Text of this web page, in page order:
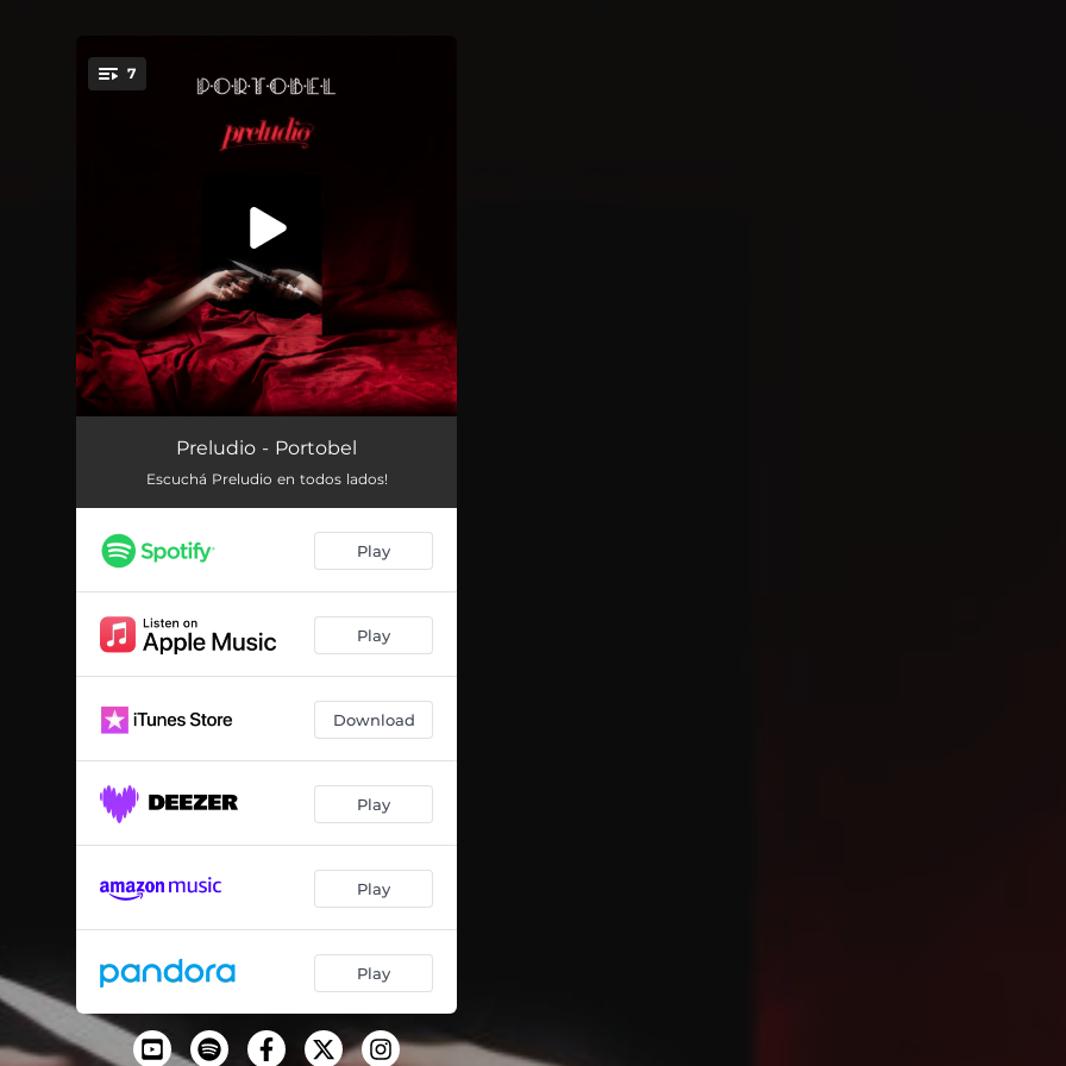
You're all set!
7
Multiverso (feat. Alfonso El Pintor)
Ritual
Degradé 04:23
Efecto Dominó 03:45
Portal 04:34
Mar de Luz 06:03
Preludio - Portobel
Escuchá Preludio en todos lados!
Play
Play
Download
Play
Play
Play